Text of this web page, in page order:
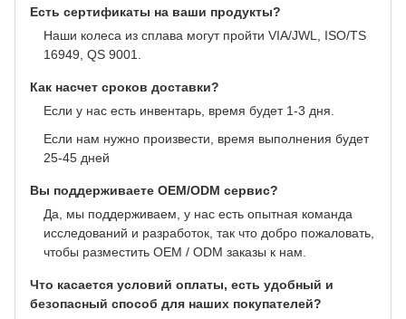
Есть сертификаты на ваши продукты?
Наши колеса из сплава могут пройти VIA/JWL, ISO/TS
16949, QS 9001.
Как насчет сроков доставки?
Если у нас есть инвентарь, время будет 1-3 дня.
Если нам нужно произвести, время выполнения будет
25-45 дней
Вы поддерживаете OEM/ODM сервис?
Да, мы поддерживаем, у нас есть опытная команда
исследований и разработок, так что добро пожаловать,
чтобы разместить OEM / ODM заказы к нам.
Что касается условий оплаты, есть удобный и
безопасный способ для наших покупателей?